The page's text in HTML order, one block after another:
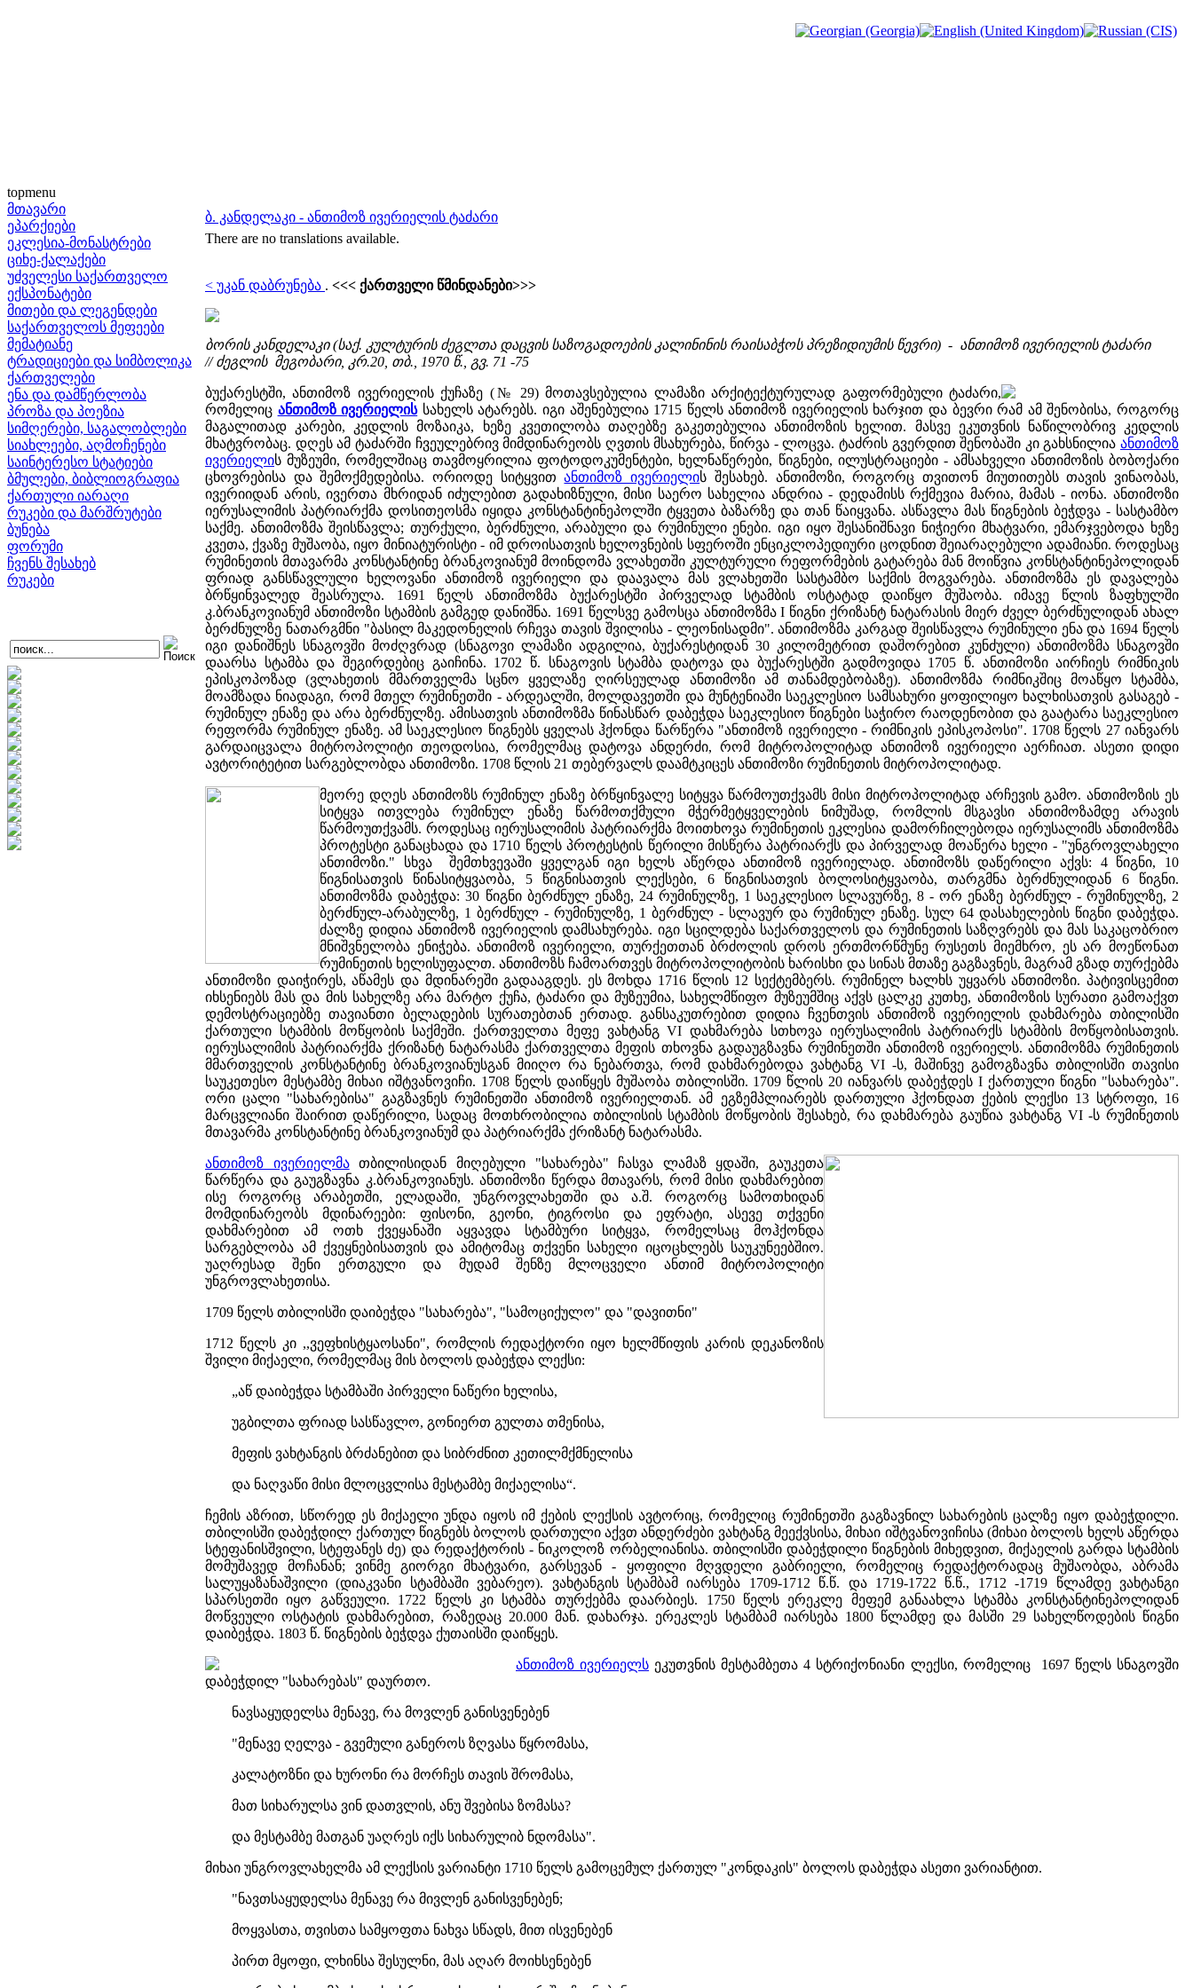
topmenu
მთავარი
ეპარქიები
ეკლესია-მონასტრები
ციხე-ქალაქები
უძველესი საქართველო
ექსპონატები
მითები და ლეგენდები
საქართველოს მეფეები
მემატიანე
ტრადიციები და სიმბოლიკა
ქართველები
ენა და დამწერლობა
პროზა და პოეზია
სიმღერები, საგალობლები
სიახლეები, აღმოჩენები
საინტერესო სტატიები
ბმულები, ბიბლიოგრაფია
ქართული იარაღი
რუკები და მარშრუტები
ბუნება
ფორუმი
ჩვენს შესახებ
რუკები
ბ. კანდელაკი - ანთიმოზ ივერიელის ტაძარი
There are no translations available.
< უკან დაბრუნება . <<< ქართველი წმინდანები>>>
ბორის კანდელაკი (საქ. კულტურის ძეგლთა დაცვის საზოგადოების კალინინის რაისაბჭოს პრეზიდიუმის წევრი) - ანთიმოზ ივერიელის ტაძარი
// ძეგლის მეგობარი, კრ.20, თბ., 1970 წ., გვ. 71 -75
ბუქარესტში, ანთიმოზ ივერიელის ქუჩაზე (№ 29) მოთავსებულია ლამაზი არქიტექტურულად გაფორმებული ტაძარი,
რომელიც ანთიმოზ ივერიელისსახელს ატარებს. იგი აშენებულია 1715 წელს ანთიმოზ ივერიელის ხარჯით და ბევრი რამ ამ შენობისა, როგორც
მაგალითად კარები, კედლის მოზაიკა, ხეზე კვეთილობა თაღებზე გაკეთებულია ანთიმოზის ხელით. მასვე ეკუთვნის ნაწილობრივ კედლის
მხატვრობაც. დღეს ამ ტაძარში ჩვეულებრივ მიმდინარეობს ღვთის მსახურება, წირვა - ლოცვა. ტაძრის გვერდით შენობაში კი გახსნილია ანთიმოზ
ივერიელის მუზეუმი, რომელშიაც თავმოყრილია ფოტოდოკუმენტები, ხელნაწერები, წიგნები, ილუსტრაციები - ამსახველი ანთიმოზის ბობოქარი
ცხოვრებისა და შემოქმედებისა. ორიოდე სიტყვითანთიმოზ ივერიელის შესახებ. ანთიმოზი, როგორც თვითონ მიუთითებს თავის ვინაობას,
ივერიიდან არის, ივერთა მხრიდან იძულებით გადახიზნული, მისი საერო სახელია ანდრია - დედამისს რქმევია მარია, მამას - იონა. ანთიმოზი
იერუსალიმის პატრიარქმა დოსითეოსმა იყიდა კონსტანტინეპოლში ტყვეთა ბაზარზე და თან წაიყვანა. ასწავლა მას წიგნების ბეჭდვა - სასტამბო
საქმე. ანთიმოზმა შეისწავლა; თურქული, ბერძნული, არაბული და რუმინული ენები. იგი იყო შესანიშნავი ნიჭიერი მხატვარი, ემარჯვებოდა ხეზე
კვეთა, ქვაზე მუშაობა, იყო მინიატურისტი - იმ დროისათვის ხელოვნების სფეროში ენციკლოპედიური ცოდნით შეიარაღებული ადამიანი. როდესაც
რუმინეთის მთავარმა კონსტანტინე ბრანკოვიანუმ მოინდომა ვლახეთში კულტურული რეფორმების გატარება მან მოიწვია კონსტანტინეპოლიდან
ფრიად განსწავლული ხელოვანი ანთიმოზ ივერიელი და დაავალა მას ვლახეთში სასტამბო საქმის მოგვარება. ანთიმოზმა ეს დავალება
ბრწყინვალედ შეასრულა. 1691 წელს ანთიმოზმა ბუქარესტში პირველად სტამბის ოსტატად დაიწყო მუშაობა. იმავე წლის ზაფხულში
კ.ბრანკოვიანუმ ანთიმოზი სტამბის გამგედ დანიშნა. 1691 წელსვე გამოსცა ანთიმოზმა I წიგნი ქრიზანტ ნატარასის მიერ ძველ ბერძნულიდან ახალ
ბერძნულზე ნათარგმნი "ბასილ მაკედონელის რჩევა თავის შვილისა - ლეონისადმი". ანთიმოზმა კარგად შეისწავლა რუმინული ენა და 1694 წელს
იგი დანიშნეს სნაგოვში მოძღვრად (სნაგოვი ლამაზი ადგილია, ბუქარესტიდან 30 კილომეტრით დაშორებით კუნძული) ანთიმოზმა სნაგოვში
დაარსა სტამბა და შეგირდებიც გაიჩინა. 1702 წ. სნაგოვის სტამბა დატოვა და ბუქარესტში გადმოვიდა 1705 წ. ანთიმოზი აირჩიეს რიმნიკის
ეპისკოპოზად (ვლახეთის მმართველმა სცნო ყველაზე ღირსეულად ანთიმოზი ამ თანამდებობაზე). ანთიმოზმა რიმნიკშიც მოაწყო სტამბა,
მოამზადა ნიადაგი, რომ მთელ რუმინეთში - არდეალში, მოლდავეთში და მუნტენიაში საეკლესიო სამსახური ყოფილიყო ხალხისათვის გასაგებ -
რუმინულ ენაზე და არა ბერძნულზე. ამისათვის ანთიმოზმა წინასწარ დაბეჭდა საეკლესიო წიგნები საჭირო რაოდენობით და გაატარა საეკლესიო
რეფორმა რუმინულ ენაზე. ამ საეკლესიო წიგნებს ყველას ჰქონდა წარწერა "ანთიმოზ ივერიელი - რიმნიკის ეპისკოპოსი". 1708 წელს 27 იანვარს
გარდაიცვალა მიტროპოლიტი თეოდოსია, რომელმაც დატოვა ანდერძი, რომ მიტროპოლიტად ანთიმოზ ივერიელი აერჩიათ. ასეთი დიდი
ავტორიტეტით სარგებლობდა ანთიმოზი. 1708 წლის 21 თებერვალს დაამტკიცეს ანთიმოზი რუმინეთის მიტროპოლიტად.
მეორე დღეს ანთიმოზს რუმინულ ენაზე ბრწყინვალე სიტყვა წარმოუთქვამს მისი მიტროპოლიტად არჩევის გამო. ანთიმოზის ეს
სიტყვა ითვლება რუმინულ ენაზე წარმოთქმული მჭერმეტყველების ნიმუშად, რომლის მსგავსი ანთიმოზამდე არავის
წარმოუთქვამს. როდესაც იერუსალიმის პატრიარქმა მოითხოვა რუმინეთის ეკლესია დამორჩილებოდა იერუსალიმს ანთიმოზმა
პროტესტი განაცხადა და 1710 წელს პროტესტის წერილი მისწერა პატრიარქს და პირველად მოაწერა ხელი - "უნგროვლახელი
ანთიმოზი." სხვა შემთხვევაში ყველგან იგი ხელს აწერდა ანთიმოზ ივერიელად. ანთიმოზს დაწერილი აქვს: 4 წიგნი, 10
წიგნისათვის წინასიტყვაობა, 5 წიგნისათვის ლექსები, 6 წიგნისათვის ბოლოსიტყვაობა, თარგმნა ბერძნულიდან 6 წიგნი.
ანთიმოზმა დაბეჭდა: 30 წიგნი ბერძნულ ენაზე, 24 რუმინულზე, 1 საეკლესიო სლავურზე, 8 - ორ ენაზე ბერძნულ - რუმინულზე, 2
ბერძნულ-არაბულზე, 1 ბერძნულ - რუმინულზე, 1 ბერძნულ - სლავურ და რუმინულ ენაზე. სულ 64 დასახელების წიგნი დაბეჭდა.
ძალზე დიდია ანთიმოზ ივერიელის დამსახურება. იგი სცილდება საქართველოს და რუმინეთის საზღვრებს და მას საკაცობრიო
მნიშვნელობა ენიჭება. ანთიმოზ ივერიელი, თურქეთთან ბრძოლის დროს ერთმორწმუნე რუსეთს მიემხრო, ეს არ მოეწონათ
რუმინეთის ხელისუფალთ. ანთიმოზს ჩამოართვეს მიტროპოლიტობის ხარისხი და სინას მთაზე გაგზავნეს, მაგრამ გზად თურქებმა
ანთიმოზი დაიჭირეს, აწამეს და მდინარეში გადააგდეს. ეს მოხდა 1716 წლის 12 სექტემბერს. რუმინელ ხალხს უყვარს ანთიმოზი. პატივისცემით
იხსენიებს მას და მის სახელზე არა მარტო ქუჩა, ტაძარი და მუზეუმია, სახელმწიფო მუზეუმშიც აქვს ცალკე კუთხე, ანთიმოზის სურათი გამოაქვთ
დემოსტრაციებზე თავიანთი ბელადების სურათებთან ერთად. განსაკუთრებით დიდია ჩვენთვის ანთიმოზ ივერიელის დახმარება თბილისში
ქართული სტამბის მოწყობის საქმეში. ქართველთა მეფე ვახტანგ VI დახმარება სთხოვა იერუსალიმის პატრიარქს სტამბის მოწყობისათვის.
იერუსალიმის პატრიარქმა ქრიზანტ ნატარასმა ქართველთა მეფის თხოვნა გადაუგზავნა რუმინეთში ანთიმოზ ივერიელს. ანთიმოზმა რუმინეთის
მმართველის კონსტანტინე ბრანკოვიანუსგან მიიღო რა ნებართვა, რომ დახმარებოდა ვახტანგ VI -ს, მაშინვე გამოგზავნა თბილისში თავისი
საუკეთესო მესტამბე მიხაი იშტვანოვიჩი. 1708 წელს დაიწყეს მუშაობა თბილისში. 1709 წლის 20 იანვარს დაბეჭდეს I ქართული წიგნი "სახარება".
ორი ცალი "სახარებისა" გაგზავნეს რუმინეთში ანთიმოზ ივერიელთან. ამ ეგზემპლიარებს დართული ჰქონდათ ქების ლექსი 13 სტროფი, 16
მარცვლიანი შაირით დაწერილი, სადაც მოთხრობილია თბილისის სტამბის მოწყობის შესახებ, რა დახმარება გაუწია ვახტანგ VI -ს რუმინეთის
მთავარმა კონსტანტინე ბრანკოვიანუმ და პატრიარქმა ქრიზანტ ნატარასმა.
ანთიმოზ ივერიელმათბილისიდან მიღებული "სახარება" ჩასვა ლამაზ ყდაში, გაუკეთა
წარწერა და გაუგზავნა კ.ბრანკოვიანუს. ანთიმოზი წერდა მთავარს, რომ მისი დახმარებით
ისე როგორც არაბეთში, ელადაში, უნგროვლახეთში და ა.შ. როგორც სამოთხიდან
მომდინარეობს მდინარეები: ფისონი, გეონი, ტიგროსი და ეფრატი, ასევე თქვენი
დახმარებით ამ ოთხ ქვეყანაში აყვავდა სტამბური სიტყვა, რომელსაც მოჰქონდა
სარგებლობა ამ ქვეყნებისათვის და ამიტომაც თქვენი სახელი იცოცხლებს საუკუნეებშიო.
უაღრესად შენი ერთგული და მუდამ შენზე მლოცველი ანთიმ მიტროპოლიტი
უნგროვლახეთისა.
1709 წელს თბილისში დაიბეჭდა "სახარება", "სამოციქულო" და "დავითნი"
1712 წელს კი ,,ვეფხისტყაოსანი", რომლის რედაქტორი იყო ხელმწიფის კარის დეკანოზის
შვილი მიქაელი, რომელმაც მის ბოლოს დაბეჭდა ლექსი:
„აწ დაიბეჭდა სტამბაში პირველი ნაწერი ხელისა,
უგბილთა ფრიად სასწავლო, გონიერთ გულთა თმენისა,
მეფის ვახტანგის ბრძანებით და სიბრძნით კეთილმქმნელისა
და ნაღვაწი მისი მლოცვლისა მესტამბე მიქაელისა“.
ჩემის აზრით, სწორედ ეს მიქაელი უნდა იყოს იმ ქების ლექსის ავტორიც, რომელიც რუმინეთში გაგზავნილ სახარების ცალზე იყო დაბეჭდილი.
თბილისში დაბეჭდილ ქართულ წიგნებს ბოლოს დართული აქვთ ანდერძები ვახტანგ მეექვსისა, მიხაი იშტვანოვიჩისა (მიხაი ბოლოს ხელს აწერდა
სტეფანისშვილი, სტეფანეს ძე) და რედაქტორის - ნიკოლოზ ორბელიანისა. თბილისში დაბეჭდილი წიგნების მიხედვით, მიქაელის გარდა სტამბის
მომუშავედ მოჩანან; ვინმე გიორგი მხატვარი, გარსევან - ყოფილი მღვდელი გაბრიელი, რომელიც რედაქტორადაც მუშაობდა, აბრამა
სალუყაზანაშვილი (დიაკვანი სტამბაში ვებარეო). ვახტანგის სტამბამ იარსება 1709-1712 წ.წ. და 1719-1722 წ.წ., 1712 -1719 წლამდე ვახტანგი
სპარსეთში იყო გაწვეული. 1722 წელს კი სტამბა თურქებმა დაარბიეს. 1750 წელს ერეკლე მეფემ განაახლა სტამბა კონსტანტინეპოლიდან
მოწვეული ოსტატის დახმარებით, რაზედაც 20.000 მან. დახარჯა. ერეკლეს სტამბამ იარსება 1800 წლამდე და მასში 29 სახელწოდების წიგნი
დაიბეჭდა. 1803 წ. წიგნების ბეჭდვა ქუთაისში დაიწყეს.
ანთიმოზ ივერიელს ეკუთვნის მესტამბეთა 4 სტრიქონიანი ლექსი, რომელიც 1697 წელს სნაგოვში
დაბეჭდილ "სახარებას" დაურთო.
ნავსაყუდელსა მენავე, რა მოვლენ განისვენებენ
"მენავე ღელვა - გვემული განეროს ზღვასა წყრომასა,
კალატოზნი და ხურონი რა მორჩეს თავის შრომასა,
მათ სიხარულსა ვინ დათვლის, ანუ შვებისა ზომასა?
და მესტამბე მათგან უაღრეს იქს სიხარულიბ ნდომასა".
მიხაი უნგროვლახელმა ამ ლექსის ვარიანტი 1710 წელს გამოცემულ ქართულ "კონდაკის" ბოლოს დაბეჭდა ასეთი ვარიანტით.
"ნავთსაყუდელსა მენავე რა მივლენ განისვენებენ;
მოყვასთა, თვისთა სამყოფთა ნახვა სწადს, მით ისვენებენ
პირთ მყოფი, ლხინსა შესულნი, მას აღარ მოიხსენებენ